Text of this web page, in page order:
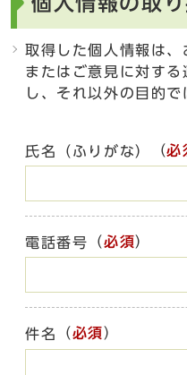
取得した個人情報は、
またはご意見に対す
し、それ以外の目的で
氏名（ふりがな） （必
電話番号 （必須）
件名 （必須）